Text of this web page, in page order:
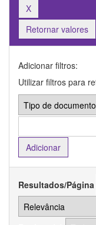
Retornar valores
Adicionar filtros:
Utilizar filtros para
Resultados/Página